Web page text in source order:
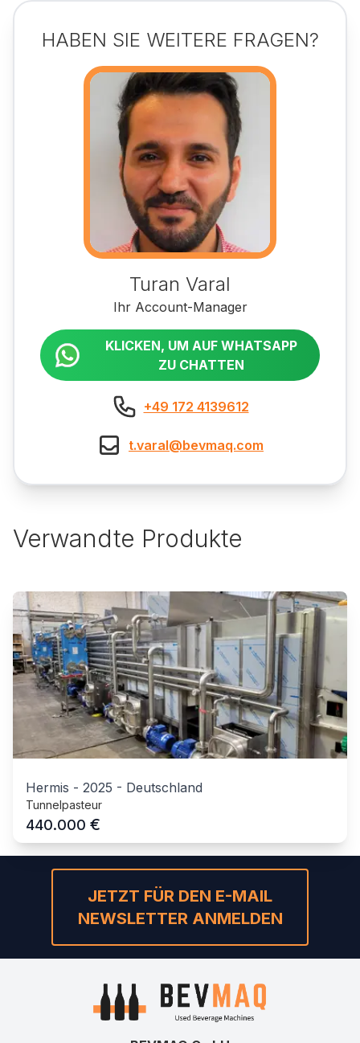
HABEN SIE WEITERE FRAGEN?
Turan Varal
Ihr Account-Manager
KLICKEN, UM AUF WHATSAPP
ZU CHATTEN
+49 172 4139612
t.varal@bevmaq.com
Verwandte Produkte
Hermis - 2025 - Deutschland
Tunnelpasteur
440.000 €
JETZT FÜR DEN E-MAIL
NEWSLETTER ANMELDEN